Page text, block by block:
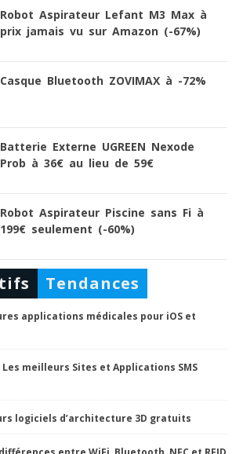
Robot Aspirateur Lefant M3 Max à
prix jamais vu sur Amazon (-67%)
Casque Bluetooth ZOVIMAX à -72%
Batterie Externe UGREEN Nexode
Prob à 36€ au lieu de 59€
Robot Aspirateur Piscine sans Fi à
199€ seulement (-60%)
Tendances
applications médicales pour iOS et
Les meilleurs Sites et Applications SMS
logiciels d’architecture 3D gratuits